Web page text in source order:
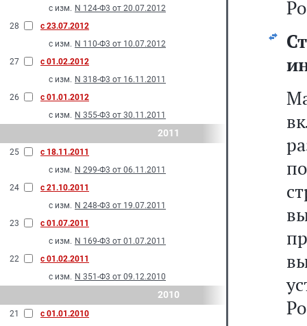
с изм. N 124-Ф3 от 20.07.2012
28
с 23.07.2012
с изм. N 110-Ф3 от 10.07.2012
27
с 01.02.2012
с изм. N 318-Ф3 от 16.11.2011
26
с 01.01.2012
с изм. N 355-Ф3 от 30.11.2011
2011
25
с 18.11.2011
с изм. N 299-Ф3 от 06.11.2011
24
с 21.10.2011
с изм. N 248-Ф3 от 19.07.2011
23
с 01.07.2011
с изм. N 169-Ф3 от 01.07.2011
22
с 01.02.2011
с изм. N 351-Ф3 от 09.12.2010
2010
21
с 01.01.2010